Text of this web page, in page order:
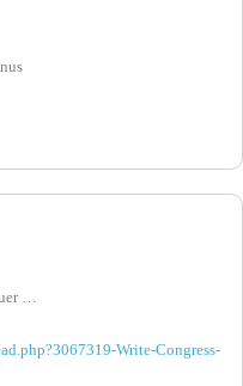
…
Write-Congress-